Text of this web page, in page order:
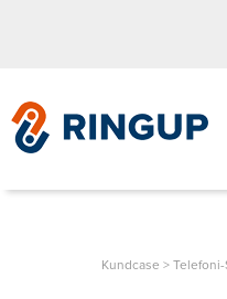
Kundcase >